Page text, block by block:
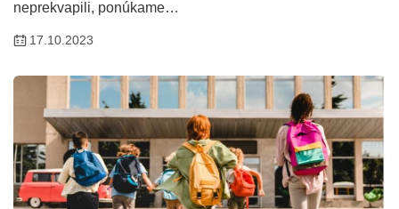
neprekvapili, ponúkame…
17.10.2023